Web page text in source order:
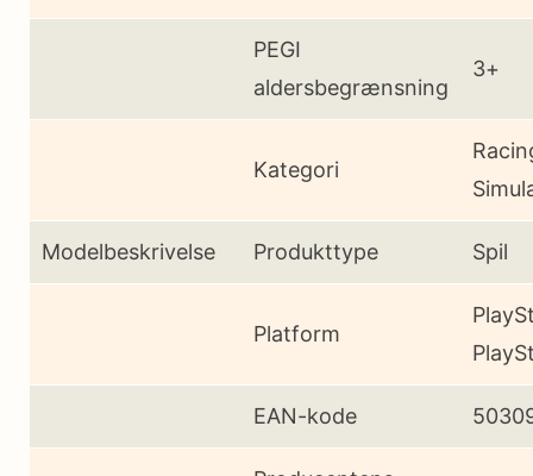
PEGI
aldersbegrænsning
3+
Kategori
Modelbeskrivelse Produkttype Spil
Platform
EAN-kode